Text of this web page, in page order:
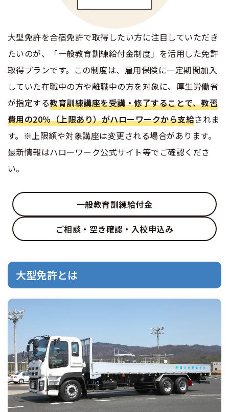
大型免許を合宿免許で取得したい方に注目していただき
たいのが、「一般教育訓練給付金制度」を活用した免許
取得プランです。この制度は、雇用保険に一定期間加入
していた在職中の方や離職中の方を対象に、厚生労働省
が指定する教育訓練講座を受講・修了することで、教習
費用の20％（上限あり）がハローワークから支給されま
す。※上限額や対象講座は変更される場合があります。
最新情報はハローワーク公式サイト等でご確認くださ
い。
一般教育訓練給付金
ご相談・空き確認・入校申込み
大型免許とは